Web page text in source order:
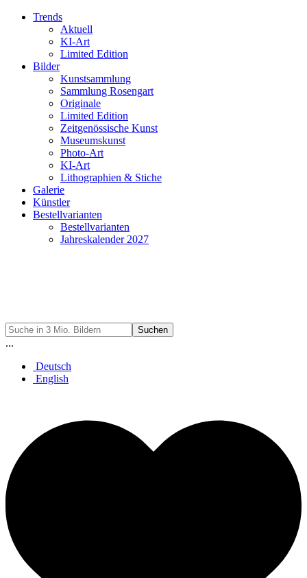
Trends
Aktuell
KI-Art
Limited Edition
Bilder
Kunstsammlung
Sammlung Rosengart
Originale
Limited Edition
Zeitgenössische Kunst
Museumskunst
Photo-Art
KI-Art
Lithographien & Stiche
Galerie
Künstler
Bestellvarianten
Bestellvarianten
Jahreskalender 2027
Suchen
...
Deutsch
English